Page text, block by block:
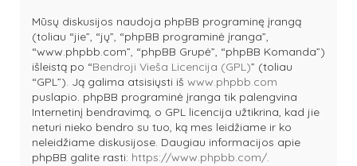
Mūsų diskusijos naudoja phpBB programinę įrangą
(toliau “jie”, “jų”, “phpBB programinė įranga”,
“www.phpbb.com”, “phpBB Grupė”, “phpBB Komanda”)
išleistą po “Bendroji Vieša Licencija (GPL)” (toliau
“GPL”). Ją galima atsisiųsti iš www.phpbb.com
puslapio. phpBB programinė įranga tik palengvina
Internetinį bendravimą, o GPL licencija užtikrina, kad jie
neturi nieko bendro su tuo, ką mes leidžiame ir ko
neleidžiame diskusijose. Daugiau informacijos apie
phpBB galite rasti: https://www.phpbb.com/.